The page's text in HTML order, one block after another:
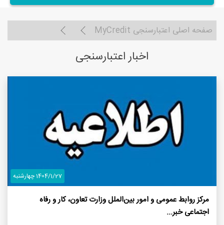
صفحه اصلی اعتبارسنجی MyCredit
اخبار اعتبارسنجی
1404/1/27 چهارشنبه
مرکز روابط عمومی و امور بین‌الملل وزارت تعاون، کار و رفاه
اجتماعی خبر...